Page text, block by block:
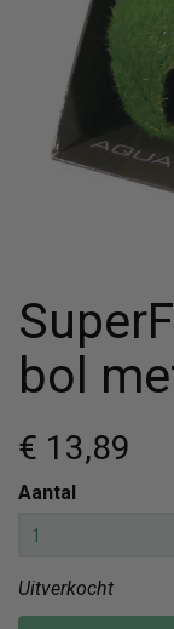
bol
€ 13,89
Aantal
Uitverkocht